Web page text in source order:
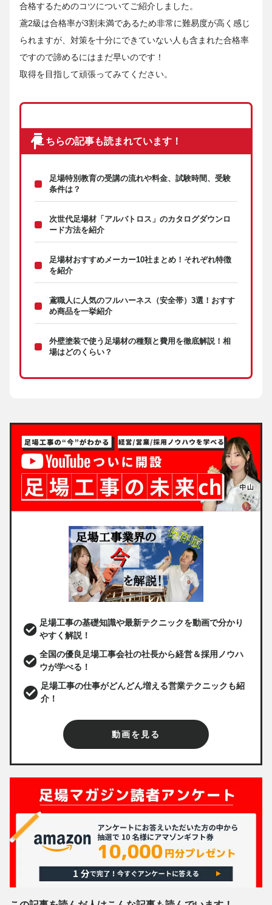
合格するためのコツについてご紹介しました。
鳶2級は合格率が3割未満であるため非常に難易度が高く感じ
られますが、対策を十分にできていない人も含まれた合格率
ですので諦めるにはまだ早いのです！
取得を目指して頑張ってみてください。
こちらの記事も読まれています！
足場特別教育の受講の流れや料金、試験時間、受験
条件は？
次世代足場材「アルバトロス」のカタログダウンロ
ード方法を紹介
足場材おすすめメーカー10社まとめ！それぞれ特徴
を紹介
鳶職人に人気のフルハーネス（安全帯）3選！おすす
め商品を一挙紹介
外壁塗装で使う足場材の種類と費用を徹底解説！相
場はどのくらい？
足場工事の基礎知識や最新テクニックを動画で分かり
やすく解説！
全国の優良足場工事会社の社長から経営＆採用ノウハ
ウが学べる！
足場工事の仕事がどんどん増える営業テクニックも紹
介！
動画を見る